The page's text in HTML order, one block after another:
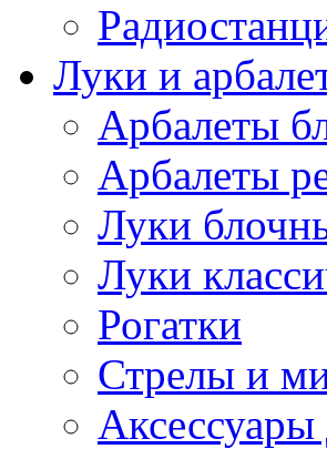
Луки и
Арбалеты
Арбалеты
Луки
Луки
Рогатки
Стрелы и
Аксессуары